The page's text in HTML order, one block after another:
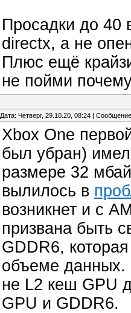
Просадки до 40
directx, а не
Плюс ещё
не пойми
Дата: Четверг, 29.10.20, 08:24 |
Xbox One
был убран)
размере 32
вылилось в
возникнет и с
призвана быть
GDDR6,
объеме данных.
не L2 кеш GPU
GPU и GDDR6.